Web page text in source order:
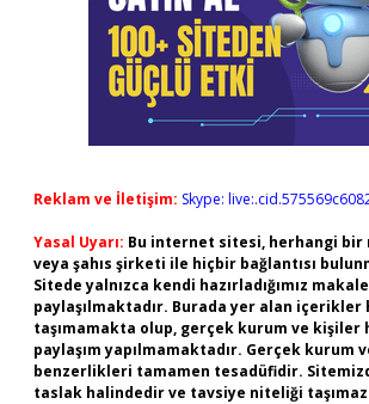
Reklam ve İletişim: Skype:
Yasal Uyarı: Bu internet sitesi, herhangi bir
veya şahıs şirketi ile hiçbir bağlantısı
Sitede yalnızca kendi hazırladığımız
paylaşılmaktadır. Burada yer alan
taşımamakta olup, gerçek kurum ve kişiler
paylaşım yapılmamaktadır. Gerçek kurum
benzerlikleri tamamen tesadüfidir.
taslak halindedir ve tavsiye niteliği